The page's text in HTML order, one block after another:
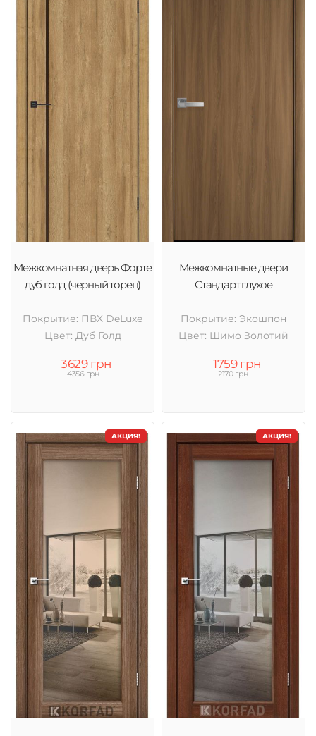
Межкомнатная дверь Форте
дуб голд (черный торец)
Покрытие: ПВХ DeLuxe
Цвет: Дуб Голд
3629 грн
4356 грн
Межкомнатные двери
Стандарт глухое
Покрытие: Экошпон
Цвет: Шимо Золотий
1759 грн
2170 грн
АКЦИЯ! АКЦИЯ!